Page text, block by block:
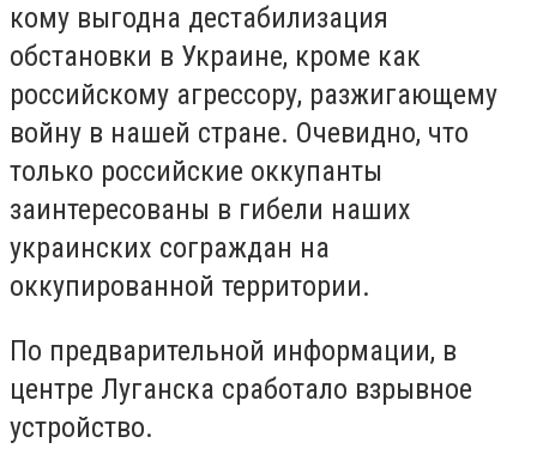
кому выгодна дестабилизация
обстановки в Украине, кроме как
российскому агрессору, разжигающему
войну в нашей стране. Очевидно, что
только российские оккупанты
заинтересованы в гибели наших
украинских сограждан на
оккупированной территории.
По предварительной информации, в
центре Луганска сработало взрывное
устройство.